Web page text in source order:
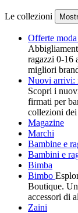
Le collezioni
Offerte
ragazzi 0-16
migliori
Nuovi arrivi:
Scopri i
firmati per
collezioni
Magazine
Marchi
Bambine e
Bambini e
Bimba
Bimbo
Boutique.
accessori di
Zaini